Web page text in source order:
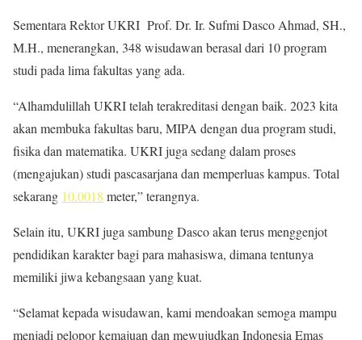
Sementara Rektor UKRI Prof. Dr. Ir. Sufmi Dasco Ahmad, SH.,
M.H., menerangkan, 348 wisudawan berasal dari 10 program
studi pada lima fakultas yang ada.
“Alhamdulillah UKRI telah terakreditasi dengan baik. 2023 kita
akan membuka fakultas baru, MIPA dengan dua program studi,
fisika dan matematika. UKRI juga sedang dalam proses
(mengajukan) studi pascasarjana dan memperluas kampus. Total
sekarang 10.0018 meter,” terangnya.
Selain itu, UKRI juga sambung Dasco akan terus menggenjot
pendidikan karakter bagi para mahasiswa, dimana tentunya
memiliki jiwa kebangsaan yang kuat.
“Selamat kepada wisudawan, kami mendoakan semoga mampu
menjadi pelopor kemajuan dan mewujudkan Indonesia Emas